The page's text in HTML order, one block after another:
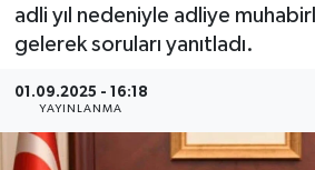
adli yıl nedeniyle adliye
gelerek soruları yanıtladı.
01.09.2025 - 16:18
YAYINLANMA